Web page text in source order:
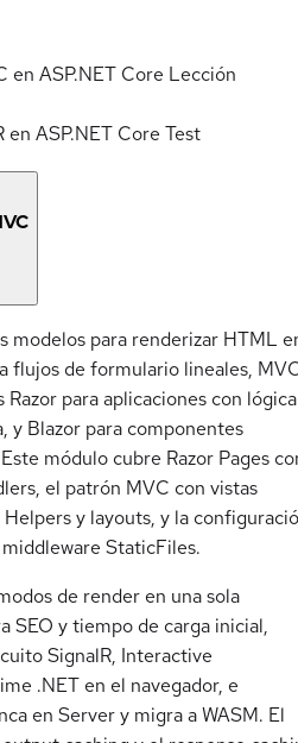
en ASP.NET Core Lección
en ASP.NET Core Test
modelos para renderizar HTML
flujos de formulario lineales,
para aplicaciones con lógica
y Blazor para componentes
módulo cubre Razor Pages
el patrón MVC con vistas
y layouts, y la
StaticFiles.
de render en una sola
SEO y tiempo de carga inicial,
SignalR, Interactive
.NET en el navegador, e
en Server y migra a WASM. El